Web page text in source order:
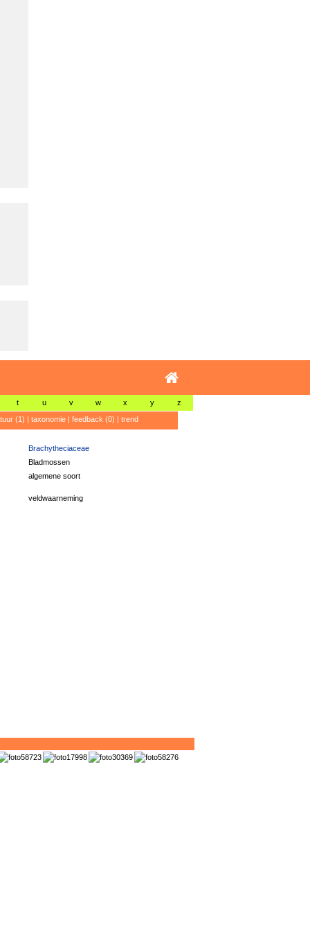
t u v w x y z
(1) | taxonomie| feedback (0) | trend
Brachytheciaceae
Bladmossen
algemene soort
veldwaarneming